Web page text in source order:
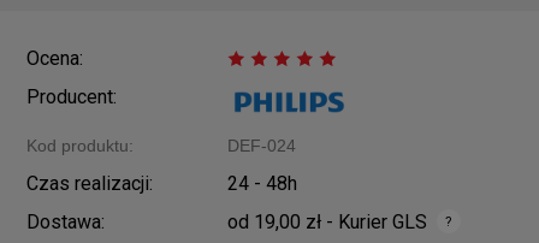
Ocena:
Producent:
Kod produktu: DEF-024
Czas realizacji:
24 - 48h
Dostawa:
od 19,00 zł - Kurier GLS